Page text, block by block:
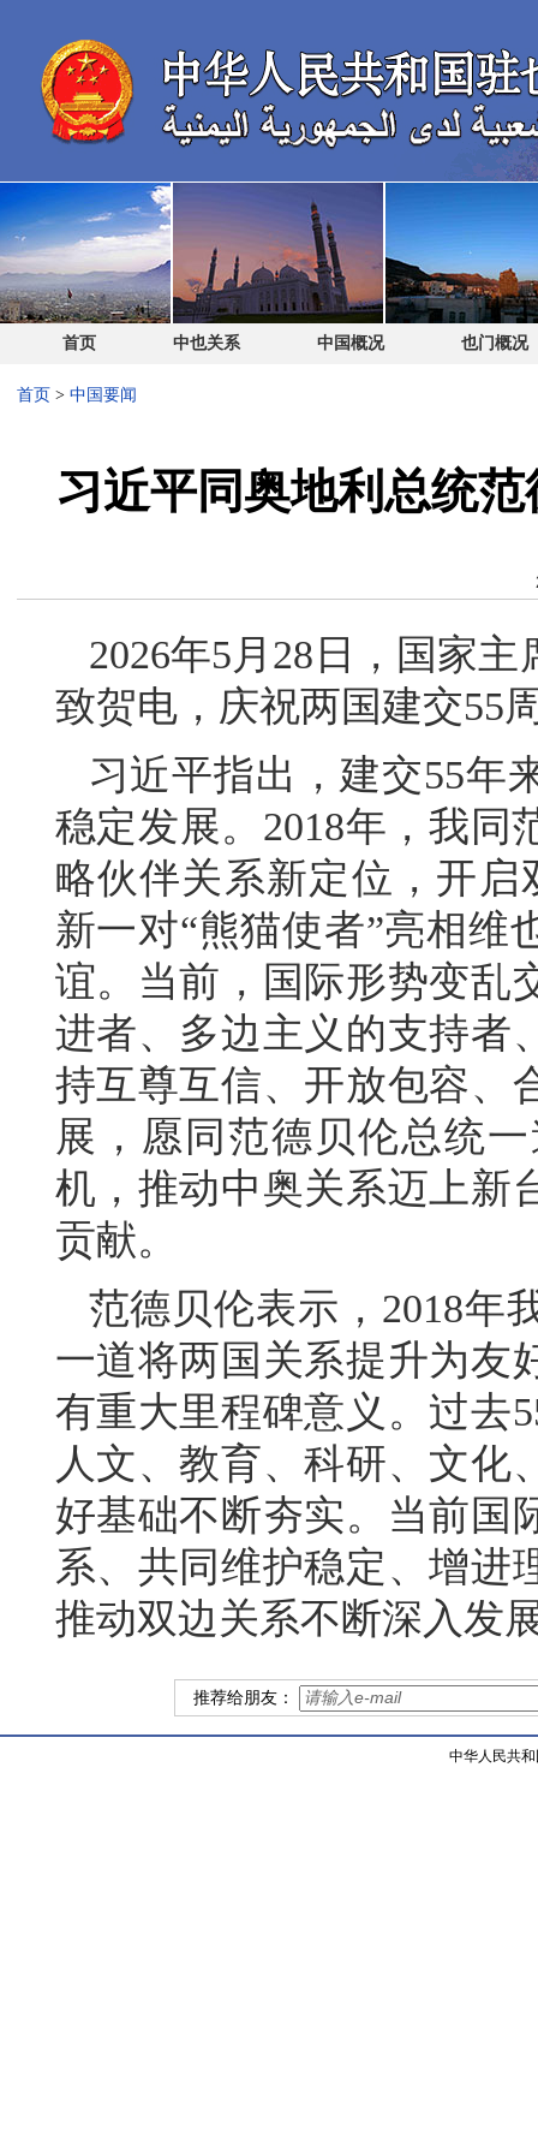
首页 中也关系 中国概况 也门概况
首页 > 中国要闻
习近平同奥地利总统
2026年5月28日，国家
致贺电，庆祝两国建交55
习近平指出，建交55年
稳定发展。2018年，我同
略伙伴关系新定位，开
新一对“熊猫使者”亮相维
谊。当前，国际形势变乱
进者、多边主义的支持者
持互尊互信、开放包容、
展，愿同范德贝伦总统
机，推动中奥关系迈上新
贡献。
范德贝伦表示，2018年
一道将两国关系提升为友
有重大里程碑意义。过去
人文、教育、科研、文化
好基础不断夯实。当前国
系、共同维护稳定、增进
推动双边关系不断深入发
推荐给朋友：
中华人民共